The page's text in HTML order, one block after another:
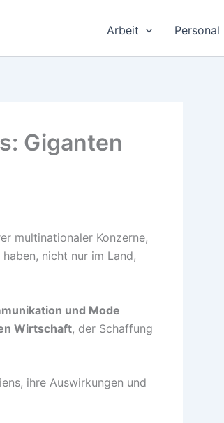
Arbeit Personal
Giganten
multinationaler Konzerne,
nicht nur im Land,
und Mode
Wirtschaft, der Schaffung
ihre Auswirkungen und